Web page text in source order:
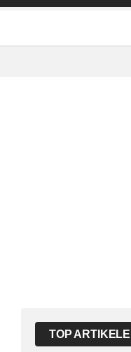
TOP